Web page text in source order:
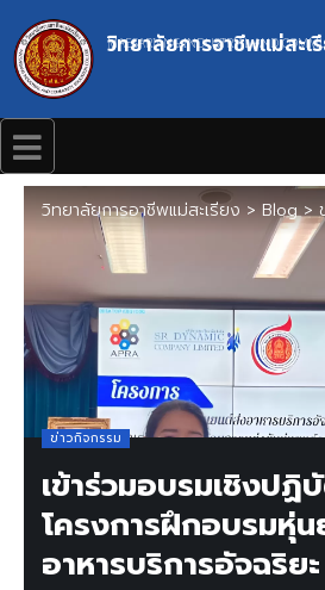
วิทยาลัยการอาชีพแม่สะเ
MAESARIANG INDUSTRIAL AND
วิทยาลัยการอาชีพแม่สะเรียง>Blog>
ข่าวกิจกรรม
เข้าร่วมอบรมเชิงปฏิ
โครงการฝึกอบรมหุ่
อาหารบริการอัจฉริยะ